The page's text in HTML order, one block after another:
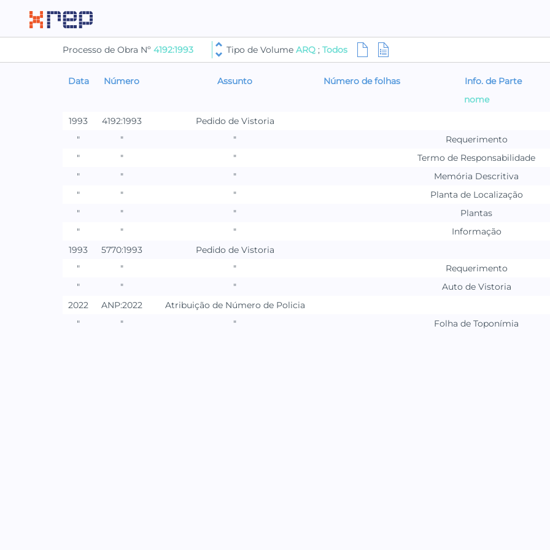
Processo de Obra Nº 4192:1993 Tipo de Volume ARQ ; Todos
Data Número Assunto Número de folhas
Info. de Parte
nome
1993
4192:1993
Pedido de Vistoria
"
" "
Requerimento
"
" "
Termo de Responsabilidade
"
" "
Memória Descritiva
"
" "
Planta de Localização
"
" "
Plantas
"
" "
Informação
1993
5770:1993
Pedido de Vistoria
"
" "
Requerimento
"
" "
Auto de Vistoria
2022
ANP:2022
Atribuição de Número de Policia
"
" " Folha de Toponímia